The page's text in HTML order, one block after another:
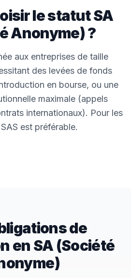
le statutSA
Anonyme)?
aux entreprises de taille
des levées de fonds
en bourse, ou une
maximale (appels
internationaux). Pour les
est préférable.
de
en SA (Société